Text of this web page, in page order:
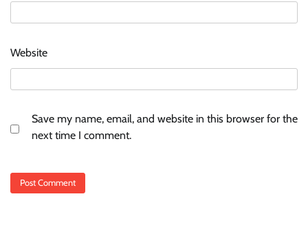
Website
Save my name, email, and website in this browser for the
next time I comment.